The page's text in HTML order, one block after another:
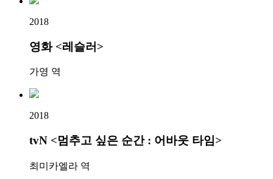
2018
영화 <레슬러>
가영 역
2018
tvN <멈추고 싶은 순간 : 어바웃 타임>
최미카엘라 역